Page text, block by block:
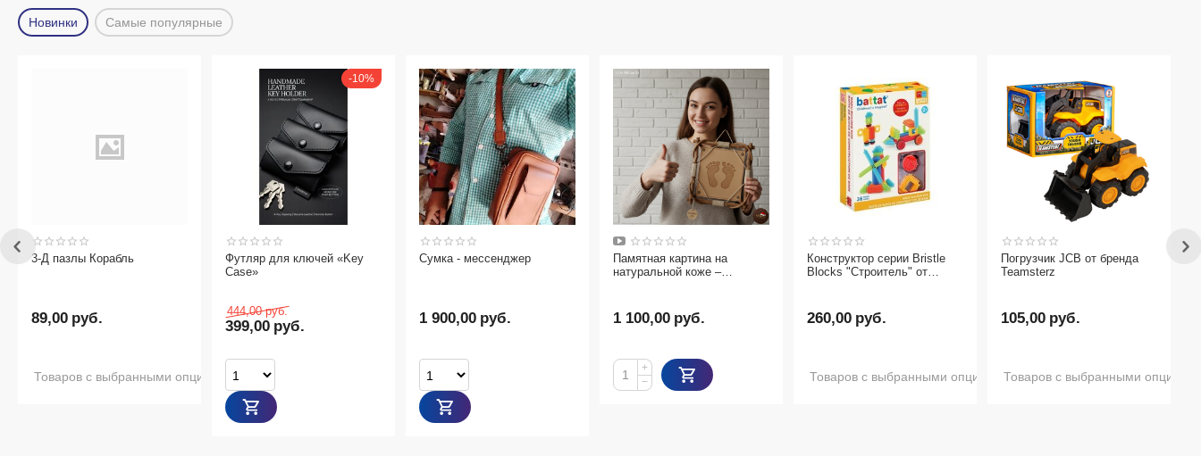
Новинки Самые популярные
3-Д пазлы Корабль
89,00 руб.
Товаров с выбранными опциями нет в наличии
10%
Футляр для ключей «Key
Case»
444,00 руб.
399,00 руб.
Сумка - мессенджер
1 900,00 руб.
Памятная картина на
натуральной коже –
1 100,00 руб.
+
−
Конструктор серии Bristle
Blocks "Строитель" от
260,00 руб.
Товаров с выбранными опциями нет в наличии
Погрузчик JCB от бренда
Teamsterz
105,00 руб.
Товаров с выбранными опциями